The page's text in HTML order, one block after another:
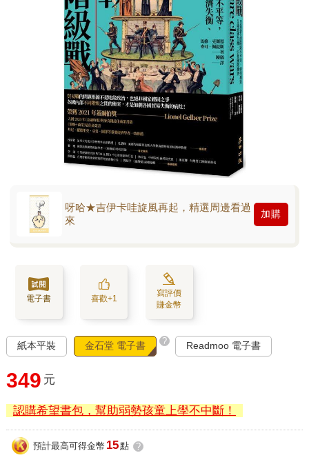
呀哈★吉伊卡哇旋風再起，精選周邊看過
來
加購
電子書 喜歡+1
寫評價
賺金幣
紙本平裝 金石堂 電子書 ? Readmoo 電子書
349 元
認購希望書包，幫助弱勢孩童上學不中斷！
預計最高可得金幣 15點 ?